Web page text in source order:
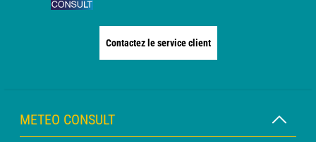
Contactez le service client
METEO CONSULT